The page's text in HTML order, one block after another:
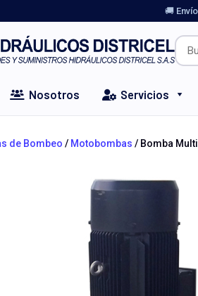
🚚
Nosotros Servicios
de Bombeo / Motobombas / Bomba